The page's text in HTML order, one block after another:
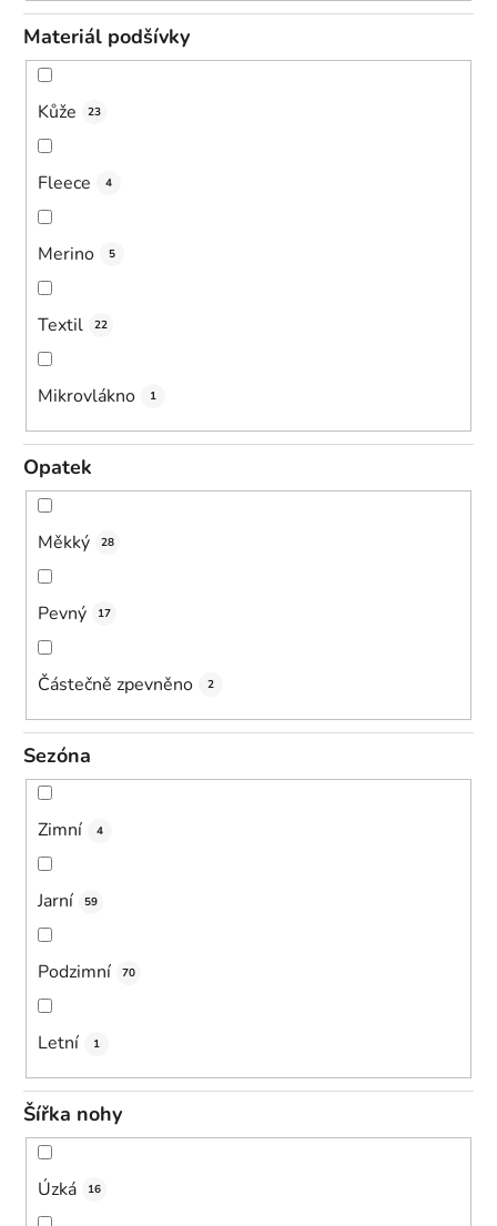
Materiál podšívky
Kůže 23
Fleece 4
Merino 5
Textil 22
Mikrovlákno 1
Opatek
Měkký 28
Pevný 17
Částečně zpevněno 2
Sezóna
Zimní 4
Jarní 59
Podzimní 70
Letní 1
Šířka nohy
Úzká 16